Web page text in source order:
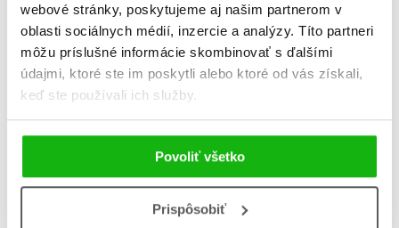
webové stránky, poskytujeme aj našim partnerom v
oblasti sociálnych médií, inzercie a analýzy. Títo partneri
môžu príslušné informácie skombinovať s ďalšími
údajmi, ktoré ste im poskytli alebo ktoré od vás získali,
keď ste používali ich služby.
Povoliť všetko
Prispôsobiť
Čarovné pero: Na
gazdovstve
Čarovné pero: Veľké
stroje
Malgorzata Ewa Skibinska